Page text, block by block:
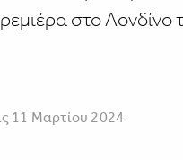
στο Λονδίνο
11 Μαρτίου 2024